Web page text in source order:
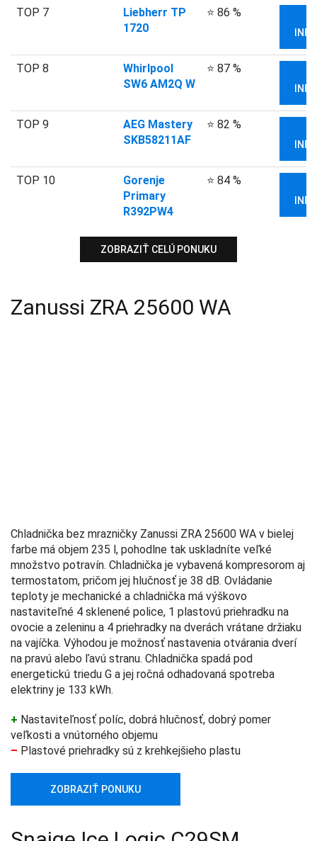
TOP 7
Liebherr TP
1720
⭐ 86 %
TOP 8
Whirlpool
SW6 AM2Q W
⭐ 87 %
TOP 9
AEG Mastery
SKB58211AF
⭐ 82 %
TOP 10
Gorenje
Primary
R392PW4
⭐ 84 %
ZOBRAZIŤ CELÚ PONUKU
Zanussi ZRA 25600 WA
Chladnička bez mrazničky Zanussi ZRA 25600 WA v bielej
farbe má objem 235 l, pohodlne tak uskladníte veľké
množstvo potravín. Chladnička je vybavená kompresorom aj
termostatom, pričom jej hlučnosť je 38 dB. Ovládanie
teploty je mechanické a chladnička má výškovo
nastaviteľné 4 sklenené police, 1 plastovú priehradku na
ovocie a zeleninu a 4 priehradky na dverách vrátane držiaku
na vajíčka. Výhodou je možnosť nastavenia otvárania dverí
na pravú alebo ľavú stranu. Chladnička spadá pod
energetickú triedu G a jej ročná odhadovaná spotreba
elektriny je 133 kWh.
+ Nastaviteľnosť políc, dobrá hlučnosť, dobrý pomer
veľkosti a vnútorného objemu
– Plastové priehradky sú z krehkejšieho plastu
ZOBRAZIŤ PONUKU